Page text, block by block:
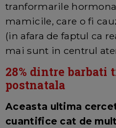
tranformarile
mamicile, care o fi
(in afara de faptul ca
mai sunt in centrul
28% dintre barbati
postnatala
Aceasta ultima
cuantifice cat de